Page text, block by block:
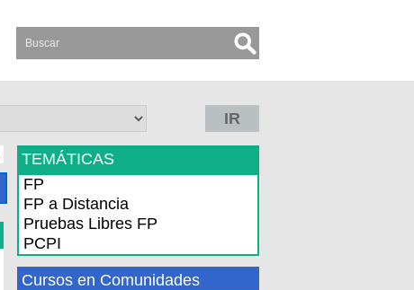
IR
TEMÁTICAS
FP
FP a Distancia
Pruebas Libres FP
PCPI
Cursos en Comunidades